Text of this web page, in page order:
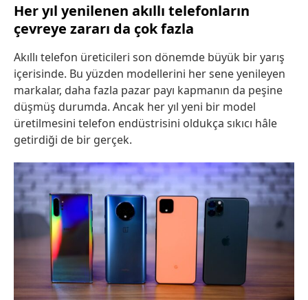
Her yıl yenilenen akıllı telefonların
çevreye zararı da çok fazla
Akıllı telefon üreticileri son dönemde büyük bir yarış
içerisinde. Bu yüzden modellerini her sene yenileyen
markalar, daha fazla pazar payı kapmanın da peşine
düşmüş durumda. Ancak her yıl yeni bir model
üretilmesini telefon endüstrisini oldukça sıkıcı hâle
getirdiği de bir gerçek.